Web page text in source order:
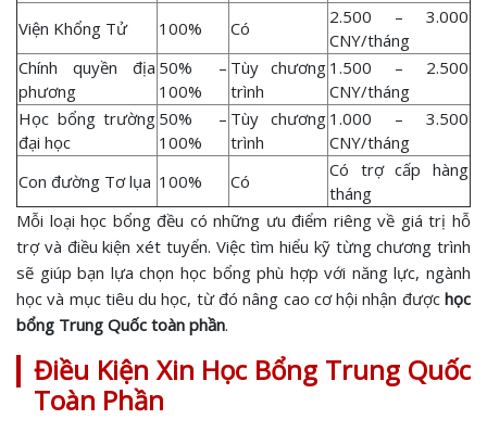
Viện Khổng Tử
100% Có
2.500 – 3.000
CNY/tháng
Chính quyền địa
phương
50% –
100%
Tùy chương
trình
1.500 – 2.500
CNY/tháng
Học bổng trường
đại học
50% –
100%
Tùy chương
trình
1.000 – 3.500
CNY/tháng
Con đường Tơ lụa 100% Có
Có trợ cấp hàng
tháng
Mỗi loại học bổng đều có những ưu điểm riêng về giá trị hỗ
trợ và điều kiện xét tuyển. Việc tìm hiểu kỹ từng chương trình
sẽ giúp bạn lựa chọn học bổng phù hợp với năng lực, ngành
học và mục tiêu du học, từ đó nâng cao cơ hội nhận được học
bổng Trung Quốc toàn phần.
Điều Kiện Xin Học Bổng Trung Quốc
Toàn Phần